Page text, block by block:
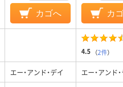
カゴへ カ
4.5 （2件）
エー・アンド・デイ エー・アンド